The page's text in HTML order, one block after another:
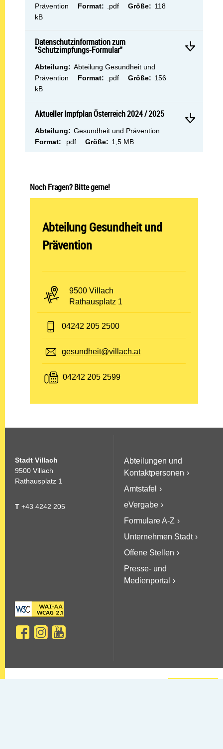
Prävention
Format: Dateityp:
.pdf Größe: Dateigröße:
118
kB
Datenschutzinformation zum "Schutzimpfungs-Formular"
Datenschutzinformation zum
"Schutzimpfungs-Formular"
Abteilung: Abteilung:
Abteilung Gesundheit und
Prävention
Format: Dateityp:
.pdf Größe: Dateigröße:
156
kB
Aktueller Impfplan Österreich 2024 / 2025
Aktueller Impfplan Österreich 2024 / 2025
Abteilung: Abteilung:
Gesundheit und Prävention
Format:
Dateityp:
.pdf Größe: Dateigröße:
1,5 MB
Noch Fragen? Bitte gerne!
Abteilung öffnen:
Abteilung Gesundheit und
Prävention
PLZ und Ort:
9500 Villach
Adresse:
Rathausplatz 1
Telefon:
04242 205 2500
E-Mail:
gesundheit@villach.at
Fax:
04242 205 2599
Stadt Villach
9500 Villach
Rathausplatz 1
T +43 4242 205
Abteilungen und
Kontaktpersonen
Amtstafel
eVergabe
Formulare A-Z
Unternehmen Stadt
Offene Stellen
Presse- und
Medienportal